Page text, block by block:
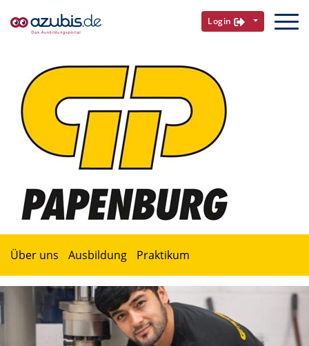
Login
Über uns Ausbildung Praktikum